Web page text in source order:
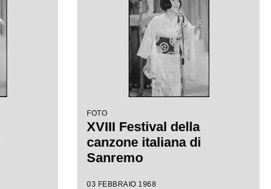
FOTO
XVIII Festival della
canzone italiana di
Sanremo
03 FEBBRAIO 1968